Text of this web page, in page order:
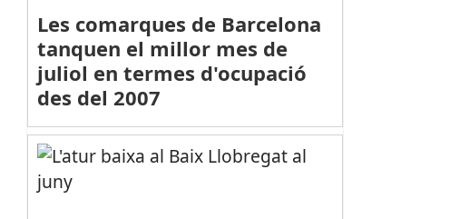
Les comarques de Barcelona
tanquen el millor mes de
juliol en termes d'ocupació
des del 2007